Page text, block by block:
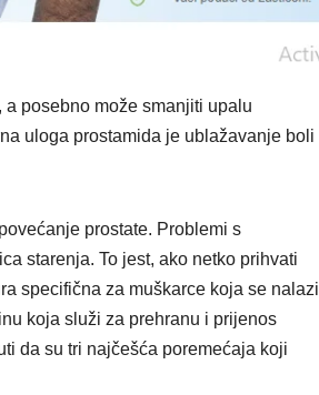
posebno može smanjiti upalu
uloga prostamida je ublažavanje boli
prostate. Problemi s
starenja. To jest, ako netko prihvati
specifična za muškarce koja se nalazi
koja služi za prehranu i prijenos
da su tri najčešća poremećaja koji